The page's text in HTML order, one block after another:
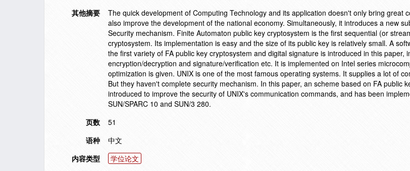
其他摘要
The quick development of Computing Technology and its application doesn't only bring great
also improve the development of the national economy. Simultaneously, it introduces a new
Security mechanism. Finite Automaton public key cryptosystem is the first sequential (or
cryptosystem. Its implementation is easy and the size of its public key is relatively small. A
the first variety of FA public key cryptosystem and digital signature is introduced in this paper,
encryption/decryption and signature/verification etc. It is implemented on Intel series
optimization is given. UNIX is one of the most famous operating systems. It supplies a lot of
But they haven't complete security mechanism. In this paper, an scheme based on FA public
introduced to improve the security of UNIX's communication commands, and has been
SUN/SPARC 10 and SUN/3 280.
页数
51
语种
中文
内容类型
学位论文